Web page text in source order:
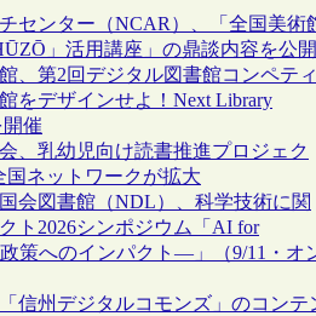
センター（NCAR）、「全国美術
」活用講座」の鼎談内容を公開
、第2回デジタル図書館コンペティ
をデザインせよ！Next Library
開催
、乳幼児向け読書推進プロジェク
国ネットワークが拡大
会図書館（NDL）、科学技術に関
ト2026シンポジウム「AI for
策へのインパクト―」（9/11・オ
信州デジタルコモンズ」のコンテ